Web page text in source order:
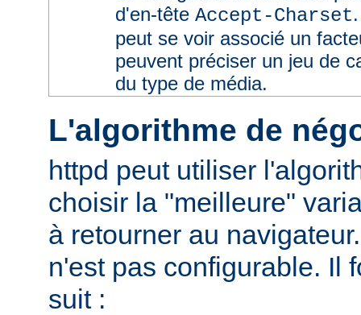
d'en-tête Accept-Charset
peut se voir associé un
peuvent préciser un jeu de
du type de média.
L'algorithme de
httpd peut utiliser
choisir la "meilleure"
à retourner au
n'est pas configurable. Il
suit :